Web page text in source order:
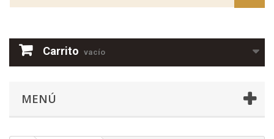
Carrito vacío
MENÚ